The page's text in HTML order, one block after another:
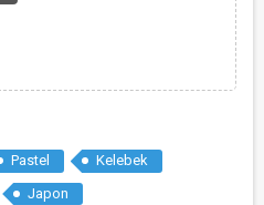
Pastel
Kelebek
Japon